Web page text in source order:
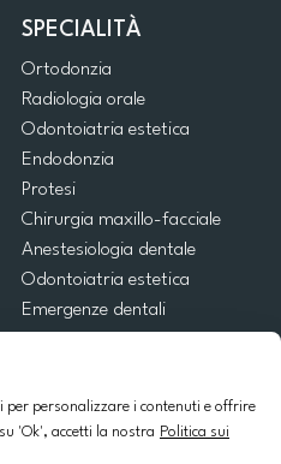
per personalizzare i contenuti e offrire
'Ok', accetti la nostra Politica sui
SPECIALITÀ
Ortodonzia
Radiologia orale
Odontoiatria estetica
Endodonzia
Protesi
Chirurgia maxillo-facciale
Anestesiologia dentale
Odontoiatria estetica
Emergenze dentali
Chirurgia orale
Implantologia dentale